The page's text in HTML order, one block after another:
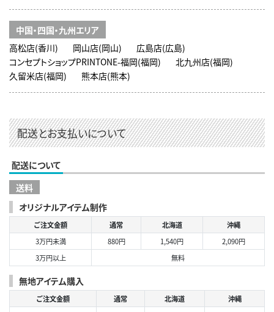
中国・四国・九州エリア
高松店(香川)
岡山店(岡山)
広島店(広島)
コンセプトショップPRINTONE-福岡(福岡)
北九州店(福岡)
久留米店(福岡)
熊本店(熊本)
配送とお支払いについて
配送について
送料
オリジナルアイテム制作
ご注文金額 通常 北海道
沖縄
3万円未満
880円 1,540円
2,090円
3万円以上
無料
無地アイテム購入
ご注文金額 通常 北海道
沖縄